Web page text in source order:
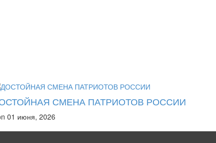
СМЕНА ПАТРИОТОВ РОССИИ
01 июня, 2026